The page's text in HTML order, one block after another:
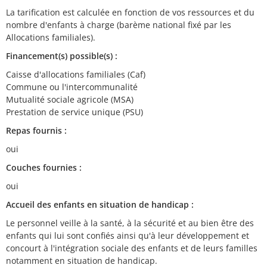
La tarification est calculée en fonction de vos ressources et du
nombre d'enfants à charge (barème national fixé par les
Allocations familiales).
Financement(s) possible(s) :
Caisse d'allocations familiales (Caf)
Commune ou l'intercommunalité
Mutualité sociale agricole (MSA)
Prestation de service unique (PSU)
Repas fournis :
oui
Couches fournies :
oui
Accueil des enfants en situation de handicap :
Le personnel veille à la santé, à la sécurité et au bien être des
enfants qui lui sont confiés ainsi qu'à leur développement et
concourt à l'intégration sociale des enfants et de leurs familles
notamment en situation de handicap.